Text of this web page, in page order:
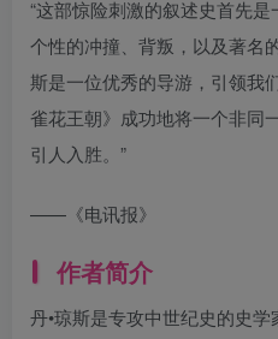
“这部惊险刺激的叙述史首先是
个性的冲撞、背叛，以及著名
斯是一位优秀的导游，引领我
雀花王朝》成功地将一个非同
引人入胜。”
——《电讯报》
作者简介
丹•琼斯是专攻中世纪史的史